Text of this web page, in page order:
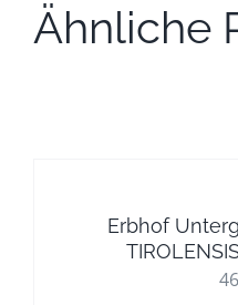
Ähnliche
Erbhof